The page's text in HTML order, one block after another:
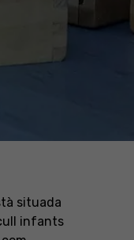
situada
infants